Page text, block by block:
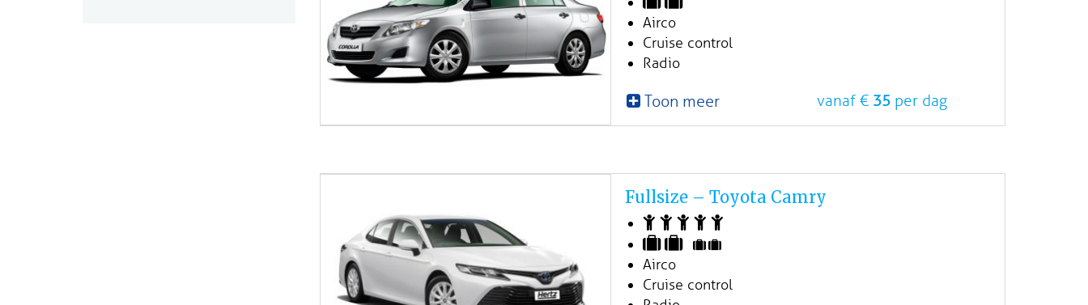
Airco
Cruise control
Radio
Toon meer vanaf € 35per dag
Fullsize – Toyota Camry
Airco
Cruise control